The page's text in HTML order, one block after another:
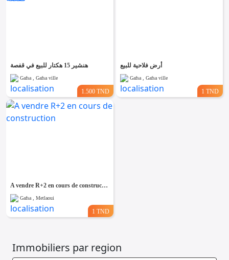
هنشير 15 هكتار للبيع في قفصة
Gafsa , Gafsa ville
1.500 TND
أرض فلاحية للبيع
Gafsa , Gafsa ville
1 TND
A vendre R+2 en cours de construction
Gafsa , Metlaoui
1 TND
Immobiliers par region